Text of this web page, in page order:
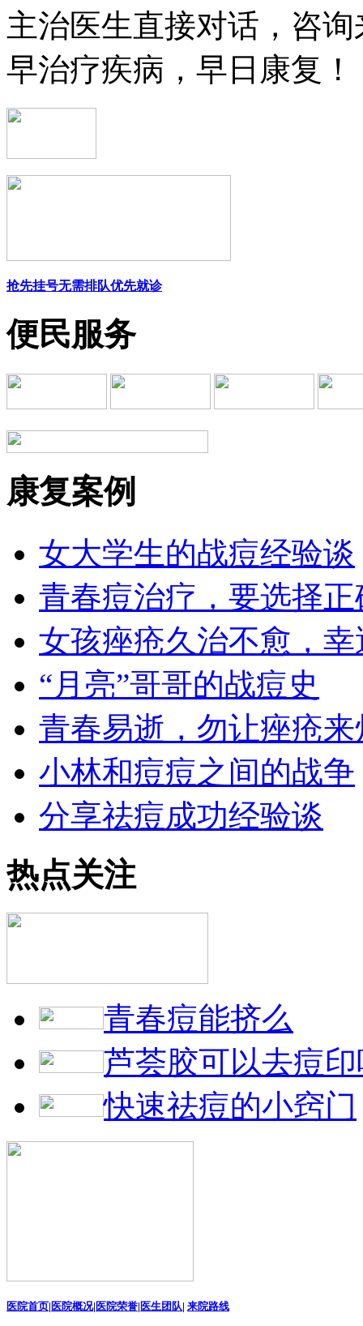
主治医生直接对话，咨
早治疗疾病，早日康复！
抢先挂号无需排队优先就诊
便民服务
康复案例
女大学生的战痘经验谈
青春痘治疗，要选择
女孩痤疮久治不愈，
“月亮”哥哥的战痘史
青春易逝，勿让痤疮来
小林和痘痘之间的战争
分享祛痘成功经验谈
热点关注
青春痘能挤么
芦荟胶可以去痘
快速祛痘的小窍门
医院首页| 医院概况| 医院荣誉| 医生团队| 来院路线